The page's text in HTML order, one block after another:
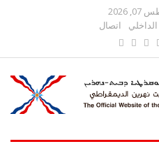
2026
اتصال